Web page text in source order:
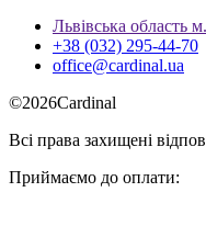
Львівська область
+38 (032) 295-44-70
office@cardinal.ua
©2026Cardinal
Всі права захищені
Приймаємо до оплати: